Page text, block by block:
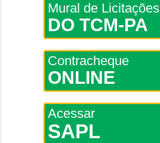
Mural de Licitações
DO TCM-PA
Contracheque
ONLINE
Acessar
SAPL